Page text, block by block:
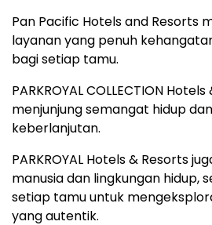
Pan Pacific Hotels and Resorts
layanan yang penuh
bagi setiap tamu.
PARKROYAL COLLECTION
menjunjung semangat hidup
keberlanjutan.
PARKROYAL Hotels & Resorts
manusia dan lingkungan hidup,
setiap tamu untuk
yang autentik.